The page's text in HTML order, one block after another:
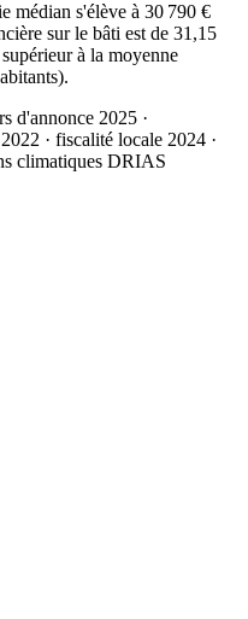
médian s'élève à 30 790 €
sur le bâti est de 31,15
à la moyenne
d'annonce 2025 ·
· fiscalité locale 2024 ·
climatiques DRIAS